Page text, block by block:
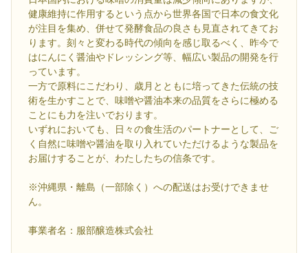
健康維持に作用するという点から世界各国で日本の食文化
が注目を集め、併せて発酵食品の良さも見直されてきてお
ります。刻々と変わる時代の傾向を感じ取るべく、昨今で
はにんにく醤油やドレッシング等、幅広い製品の開発を行
っています。
一方で原料にこだわり、歳月とともに培ってきた伝統の技
術を生かすことで、味噌や醤油本来の品質をさらに極める
ことにも力を注いでおります。
いずれにおいても、日々の食生活のパートナーとして、ご
く自然に味噌や醤油を取り入れていただけるような製品を
お届けすることが、わたしたちの信条です。
※沖縄県・離島（一部除く）への配送はお受けできませ
ん。
事業者名：服部醸造株式会社